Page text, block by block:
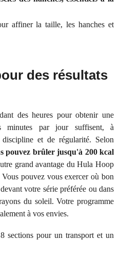
des résultats
des heures pour obtenir une
minutes par jour suffisent, à
et de régularité. Selon
pouvez brûler jusqu'à 200 kcal
grand avantage du Hula Hoop
pouvez vous exercer où bon
votre série préférée ou dans
du soleil. Votre programme
à vos envies.